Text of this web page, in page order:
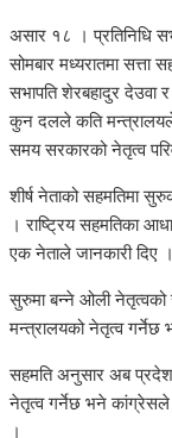
असार १८ । प्रतिनिधि
सोमबार मध्यरातमा सत्ता
सभापति शेरबहादुर देउवा
कुन दलले कति
समय सरकारको नेतृत्व
शीर्ष नेताको सहमतिमा
। राष्ट्रिय सहमतिका
एक नेताले जानकारी दिए ।
सुरुमा बन्ने ओली नेतृत्वको
मन्त्रालयको नेतृत्व
सहमति अनुसार अब प्रदेश
नेतृत्व गर्नेछ भने कांग्रेसले
।